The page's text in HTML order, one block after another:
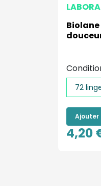
72
Ajouter
4,20